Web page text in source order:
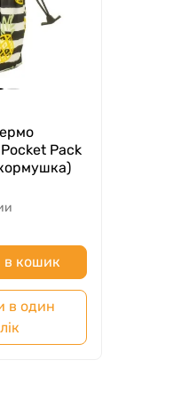
Pack
в кошик
в один